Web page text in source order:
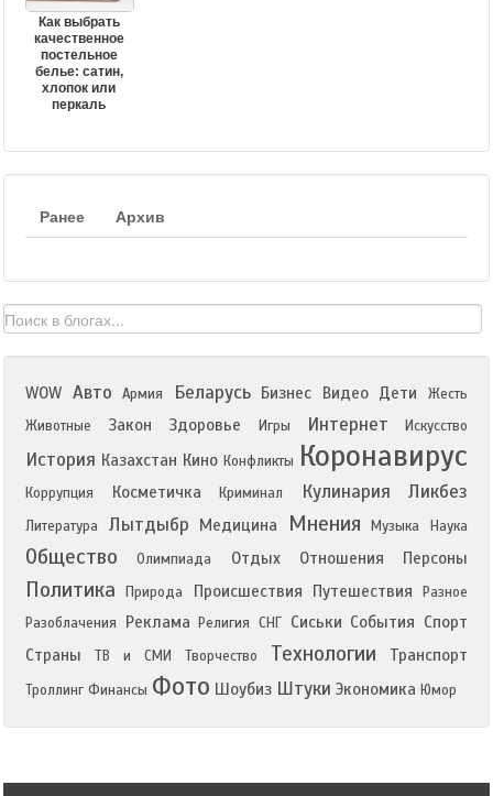
Как выбрать
качественное
постельное
белье: сатин,
хлопок или
перкаль
Ранее Архив
WOW Авто Армия Беларусь Бизнес Видео Дети
Жесть
Животные
Закон Здоровье Игры Интернет Искусство
История Казахстан Кино Конфликты Коронавирус
Коррупция Косметичка Криминал Кулинария Ликбез
Литература Лытдыбр Медицина Мнения Музыка Наука
Общество Олимпиада Отдых Отношения Персоны
Политика Природа Происшествия Путешествия
Разное
Разоблачения
Реклама Религия СНГ Сиськи События Спорт
Страны
ТВ и СМИ Творчество Технологии Транспорт
Троллинг Финансы Фото Шоубиз Штуки Экономика Юмор